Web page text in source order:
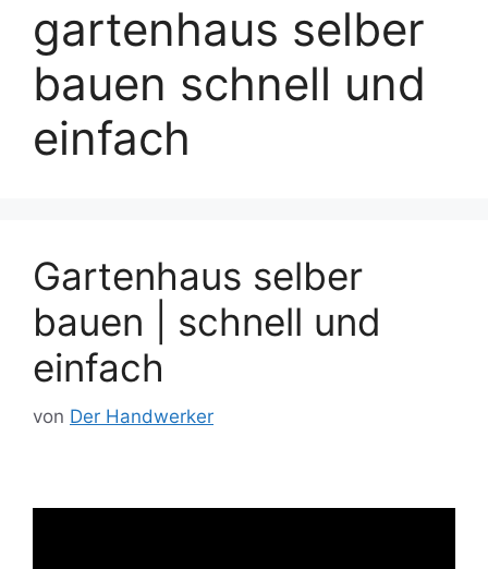
gartenhaus selber
bauen schnell und
einfach
Gartenhaus selber
bauen | schnell und
einfach
von Der Handwerker